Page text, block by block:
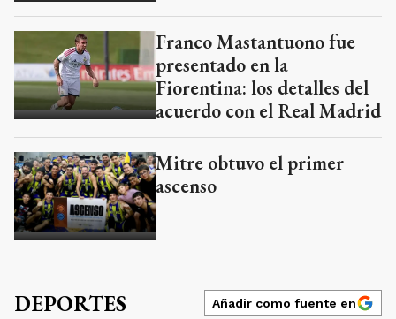
Franco Mastantuono fue
presentado en la
Fiorentina: los detalles del
acuerdo con el Real Madrid
Mitre obtuvo el primer
ascenso
DEPORTES Añadir como fuente en